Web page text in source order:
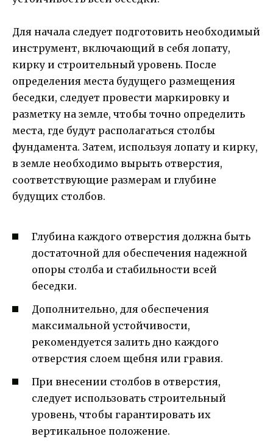
Для начала следует подготовить необходимый
инструмент, включающий в себя лопату,
кирку и строительный уровень. После
определения места будущего размещения
беседки, следует провести маркировку и
разметку на земле, чтобы точно определить
места, где будут располагаться столбы
фундамента. Затем, используя лопату и кирку,
в земле необходимо вырыть отверстия,
соответствующие размерам и глубине
будущих столбов.
Глубина каждого отверстия должна быть
достаточной для обеспечения надежной
опоры столба и стабильности всей
беседки.
Дополнительно, для обеспечения
максимальной устойчивости,
рекомендуется залить дно каждого
отверстия слоем щебня или гравия.
При внесении столбов в отверстия,
следует использовать строительный
уровень, чтобы гарантировать их
вертикальное положение.